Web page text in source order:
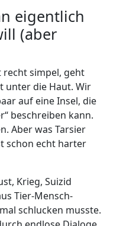
eigentlich
(aber
recht simpel, geht
unter die Haut. Wir
auf eine Insel, die
beschreiben kann.
Aber was Tarsier
schon echt harter
Krieg, Suizid
Tier-Mensch-
schlucken musste.